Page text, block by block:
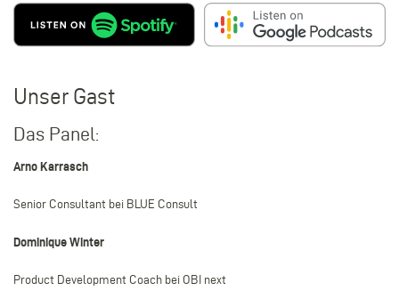
Unser Gast
Das Panel:
Arno Karrasch
Senior Consultant bei BLUE Consult
Dominique Winter
Product Development Coach bei OBI next